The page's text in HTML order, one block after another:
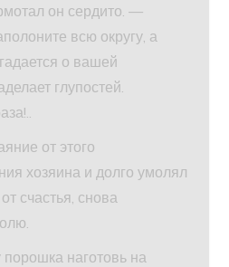
он сердито. —
всю округу, а
о вашей
глупостей.
от этого
хозяина и долго умолял
счастья, снова
наготовь на